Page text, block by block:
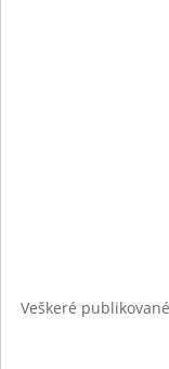
Veškeré